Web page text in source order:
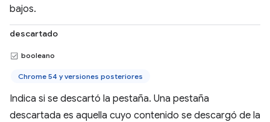
bajos.
descartado
booleano
Chrome 54 y versiones posteriores
Indica si se descartó la pestaña. Una pestaña
descartada es aquella cuyo contenido se descargó de la